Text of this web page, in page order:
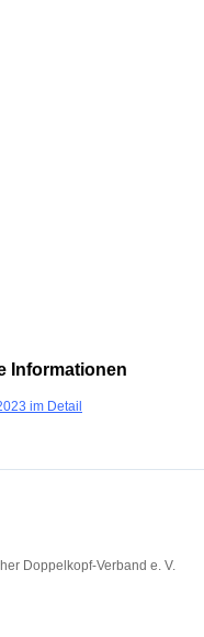
Informationen
im Detail
Doppelkopf-Verband e. V.